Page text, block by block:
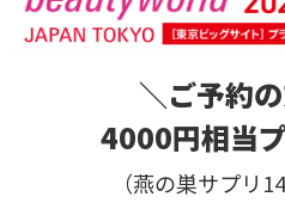
＼ご予約
4000円相当
（燕の巣サプリ